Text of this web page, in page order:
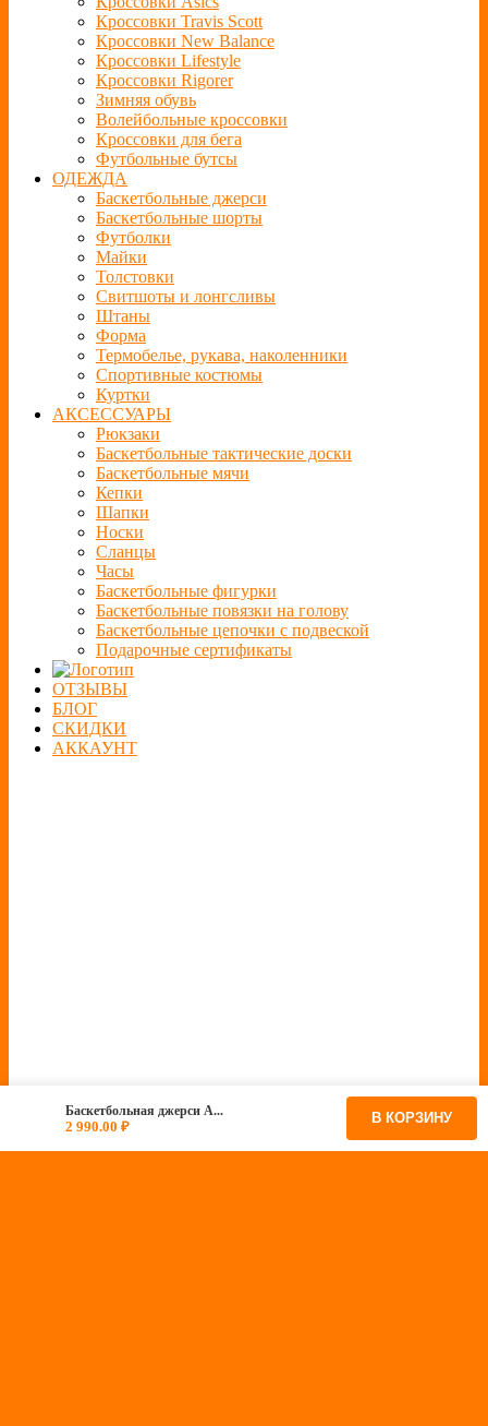
Кроссовки Travis Scott
Кроссовки New Balance
Кроссовки Lifestyle
Кроссовки Rigorer
Зимняя обувь
Волейбольные кроссовки
Кроссовки для бега
Футбольные бутсы
ОДЕЖДА
Баскетбольные джерси
Баскетбольные шорты
Футболки
Майки
Толстовки
Свитшоты и лонгсливы
Штаны
Форма
Термобелье, рукава, наколенники
Спортивные костюмы
Куртки
АКСЕССУАРЫ
Рюкзаки
Баскетбольные тактические доски
Баскетбольные мячи
Кепки
Шапки
Носки
Сланцы
Часы
Баскетбольные фигурки
Баскетбольные повязки на голову
Баскетбольные цепочки с подвеской
Подарочные сертификаты
ОТЗЫВЫ
БЛОГ
СКИДКИ
АККАУНТ
Баскетбольная джерси А...
2 990.00 ₽ В КОРЗИНУ